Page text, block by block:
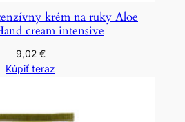
krém na ruky Aloe
cream intensive
9,02 €
Kúpiť teraz